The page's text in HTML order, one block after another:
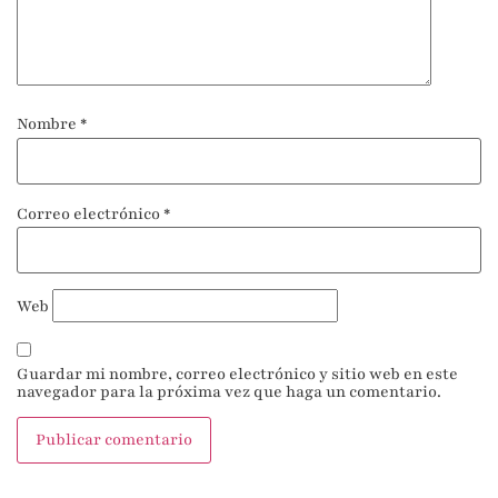
Nombre *
Correo electrónico *
Web
Guardar mi nombre, correo electrónico y sitio web en este
navegador para la próxima vez que haga un comentario.